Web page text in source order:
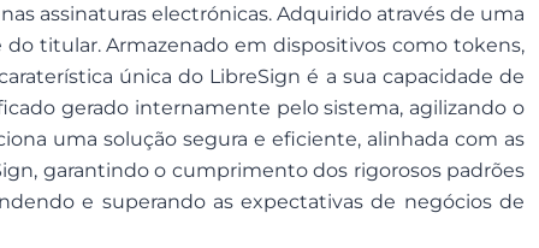
assinaturas electrónicas. Adquirido através de uma
titular. Armazenado em dispositivos como tokens,
única do LibreSign é a sua capacidade de
gerado internamente pelo sistema, agilizando o
uma solução segura e eficiente, alinhada com as
garantindo o cumprimento dos rigorosos padrões
e superando as expectativas de negócios de